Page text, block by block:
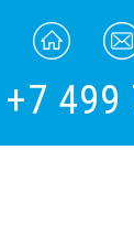
+7 499